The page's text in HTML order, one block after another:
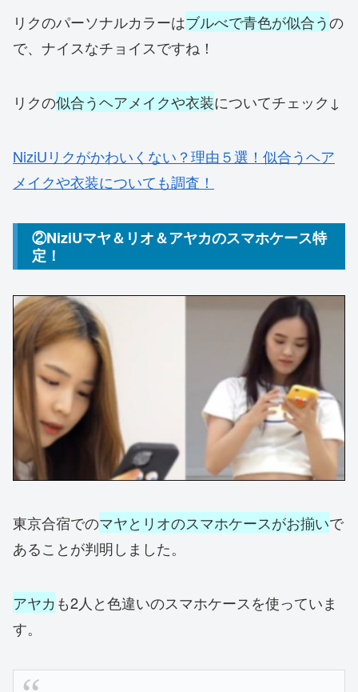
リクのパーソナルカラーはブルべで青色が似合うの
で、ナイスなチョイスですね！
リクの似合うヘアメイクや衣装についてチェック↓
NiziUリクがかわいくない？理由５選！似合うヘア
メイクや衣装についても調査！
②NiziUマヤ＆リオ＆アヤカのスマホケース特
定！
東京合宿でのマヤとリオのスマホケースがお揃いで
あることが判明しました。
アヤカも2人と色違いのスマホケースを使っていま
す。